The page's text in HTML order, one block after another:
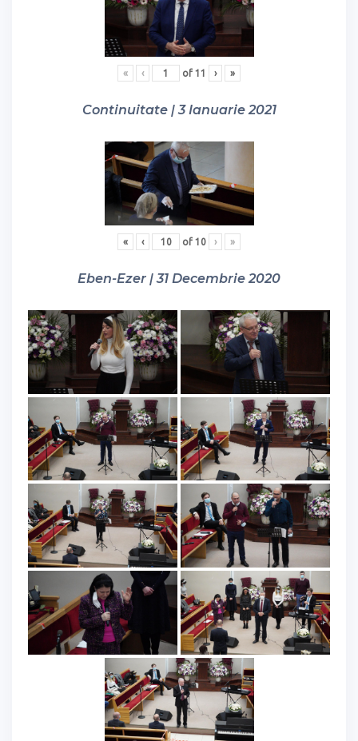
« ‹ of 11 › »
Continuitate | 3 Ianuarie 2021
« ‹ of 10 › »
Eben-Ezer | 31 Decembrie 2020